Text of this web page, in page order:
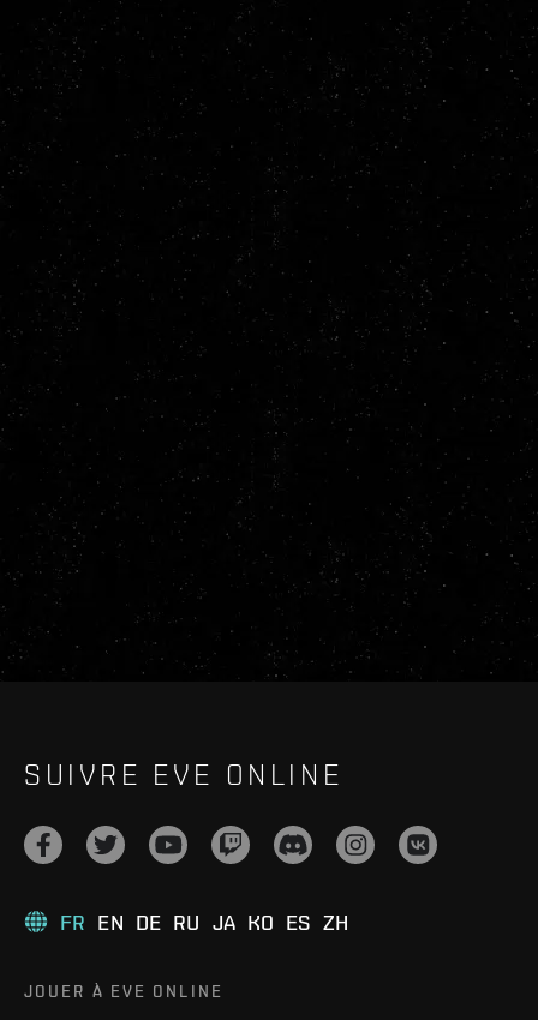
SUIVRE EVE ONLINE
FR EN DE RU JA KO ES ZH
JOUER À EVE ONLINE